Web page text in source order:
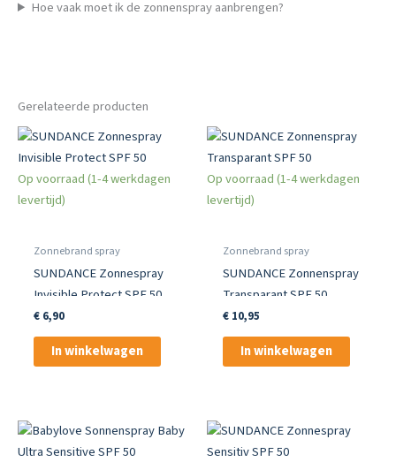
Hoe vaak moet ik de zonnenspray aanbrengen?
Gerelateerde producten
Op voorraad (1-4 werkdagen
levertijd)
Zonnebrand spray
SUNDANCE Zonnespray
Invisible Protect SPF 50
€6,90
In winkelwagen
Op voorraad (1-4 werkdagen
levertijd)
Zonnebrand spray
SUNDANCE Zonnenspray
Transparant SPF 50
€10,95
In winkelwagen